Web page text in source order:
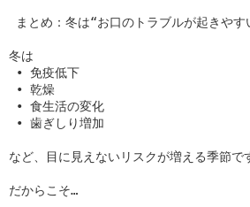
まとめ：冬は“お口のトラブルが起きやす
冬は
• 免疫低下
• 乾燥
• 食生活の変化
• 歯ぎしり増加
など、目に見えないリスクが増える季節で
だからこそ…